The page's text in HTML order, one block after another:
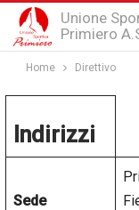
Unione
Primiero
Home Direttivo
Indirizzi
Sede